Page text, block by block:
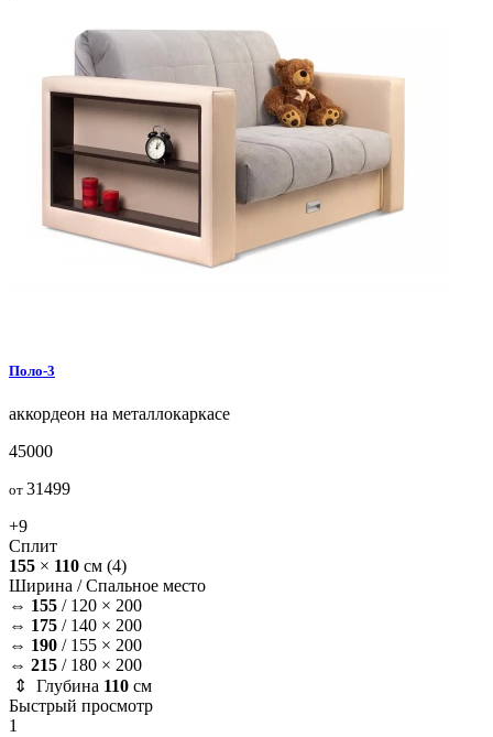
Поло-3
аккордеон на металлокаркасе
45000
от 31499
+9
Сплит
155 × 110 см (4)
Ширина /Спальное место
⇔ 155 / 120 × 200
⇔ 175 / 140 × 200
⇔ 190 / 155 × 200
⇔ 215 / 180 × 200
⇕ Глубина 110 см
Быстрый просмотр
1